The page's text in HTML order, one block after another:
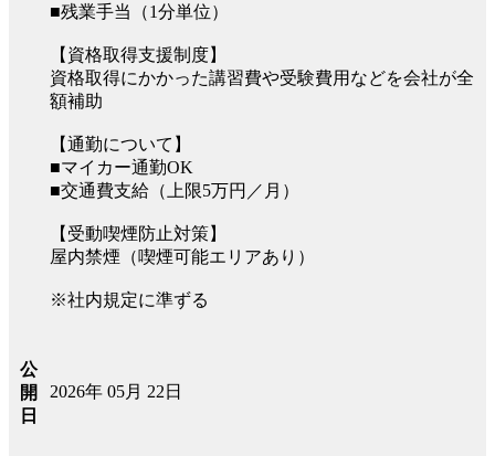
■残業手当（1分単位）
【資格取得支援制度】
資格取得にかかった講習費や受験費用などを会社が全
額補助
【通勤について】
■マイカー通勤OK
■交通費支給（上限5万円／月）
【受動喫煙防止対策】
屋内禁煙（喫煙可能エリアあり）
※社内規定に準ずる
公
開
日
2026年 05月 22日